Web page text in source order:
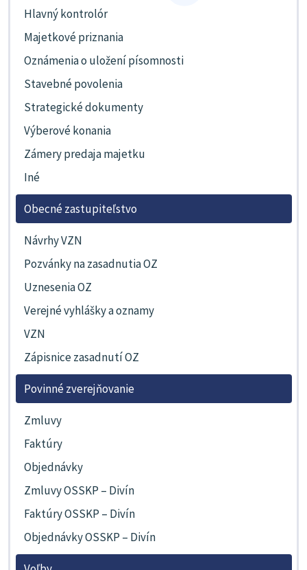
Hlavný kontrolór
Majetkové priznania
Oznámenia o uložení písomnosti
Stavebné povolenia
Strategické dokumenty
Výberové konania
Zámery predaja majetku
Iné
Obecné zastupiteľstvo
Návrhy VZN
Pozvánky na zasadnutia OZ
Uznesenia OZ
Verejné vyhlášky a oznamy
VZN
Zápisnice zasadnutí OZ
Povinné zverejňovanie
Zmluvy
Faktúry
Objednávky
Zmluvy OSSKP – Divín
Faktúry OSSKP – Divín
Objednávky OSSKP – Divín